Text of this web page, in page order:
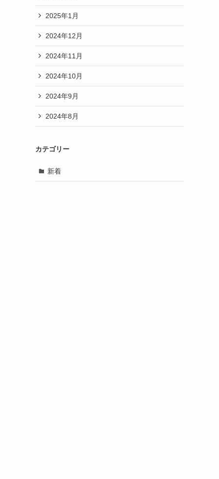
2025年1月
2024年12月
2024年11月
2024年10月
2024年9月
2024年8月
カテゴリー
新着